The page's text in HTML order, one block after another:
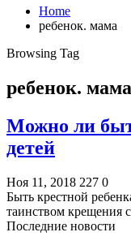
Home
ребенок. мама
Browsing Tag
ребенок. мама
Можно ли
детей
Ноя 11, 2018 227 0
Быть крестной
таинством крещения
Последние новости